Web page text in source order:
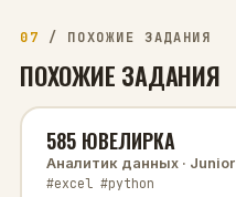
07 / ПОХОЖИЕ ЗАДАНИЯ
ПОХОЖИЕ ЗАДАНИЯ
585 ЮВЕЛИРКА
Аналитик данных· Junior
#excel #python